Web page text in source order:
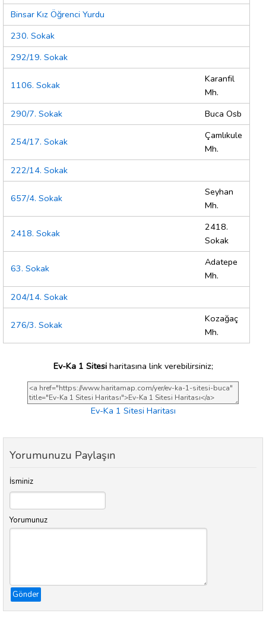
Binsar Kız Öğrenci Yurdu
230. Sokak
292/19. Sokak
1106. Sokak
Karanfil
Mh.
290/7. Sokak
Buca Osb
254/17. Sokak
Çamlıkule
Mh.
222/14. Sokak
657/4. Sokak
Seyhan
Mh.
2418. Sokak
2418.
Sokak
63. Sokak
Adatepe
Mh.
204/14. Sokak
276/3. Sokak
Kozağaç
Mh.
Ev-Ka 1 Sitesiharitasına link verebilirsiniz;
Ev-Ka 1 Sitesi Haritası
Yorumunuzu Paylaşın
İsminiz
Yorumunuz
Gönder